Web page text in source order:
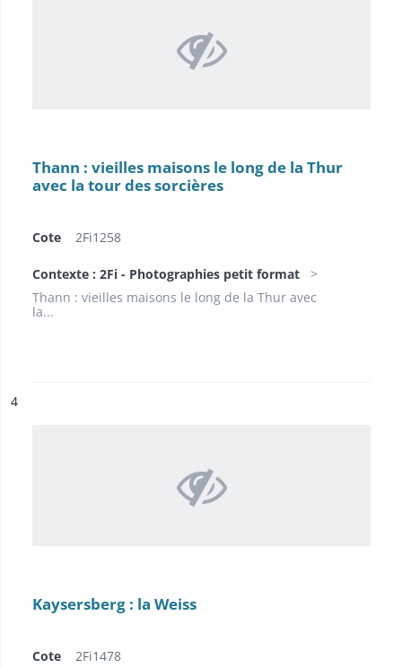
Thann : vieilles maisons le long de la Thur
avec la tour des sorcières
Cote 2Fi1258
Contexte : 2Fi - Photographies petit format
Thann : vieilles maisons le long de la Thur avec
la...
n°
4
Kaysersberg : la Weiss
Cote 2Fi1478